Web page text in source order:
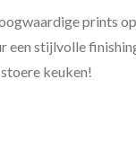
prints
een stijlvolle
keuken!